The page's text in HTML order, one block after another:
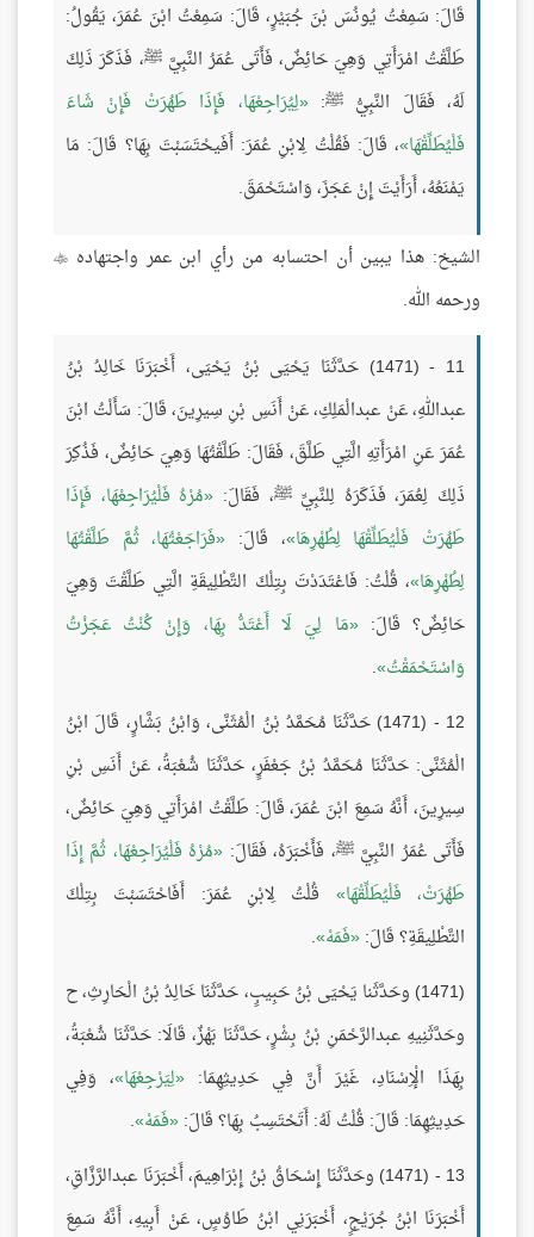
قَالَ: سَمِعْتُ يُونُسَ بْنَ جُبَيْرٍ، قَالَ: سَمِعْتُ ابْنَ عُمَرَ، يَقُولُ:
طَلَّقْتُ امْرَأَتِي وَهِيَ حَائِضٌ، فَأَتَى عُمَرُ النَّبِيَّ ﷺ، فَذَكَرَ ذَلِكَ
لَهُ، فَقَالَ النَّبِيُّ ﷺ: لِيُرَاجِعْهَا، فَإِذَا طَهُرَتْ فَإِنْ شَاءَ
فَلْيُطَلِّقْهَا ، قَالَ: فَقُلْتُ لِابْنِ عُمَرَ: أَفَيحْتَسَبْتَ بِهَا؟ قَالَ: مَا
يَمْنَعُهُ، أَرَأَيْتَ إِنْ عَجَزَ، وَاسْتَحْمَقَ.
الشيخ: هذا يبين أن احتسابه من رأي ابن عمر واجتهاده 
ورحمه الله.
11 - (1471) حَدَّثَنَا يَحْيَى بْنُ يَحْيَى، أَخْبَرَنَا خَالِدُ بْنُ
عبداللهِ، عَنْ عبدالْمَلِكِ، عَنْ أَنَسِ بْنِ سِيرِينَ، قَالَ: سَأَلْتُ ابْنَ
عُمَرَ عَنِ امْرَأَتِهِ الَّتِي طَلَّقَ، فَقَالَ: طَلَّقْتُهَا وَهِيَ حَائِضٌ، فَذُكِرَ
ذَلِكَ لِعُمَرَ، فَذَكَرَهُ لِلنَّبِيِّ ﷺ، فَقَالَ:
مُرْهُ فَلْيُرَاجِعْهَا، فَإِذَا
طَهُرَتْ فَلْيُطَلِّقْهَا لِطُهْرِهَا ، قَالَ:
فَرَاجَعْتُهَا، ثُمَّ طَلَّقْتُهَا
لِطُهْرِهَا ، قُلْتُ: فَاعْتَدَدْتَ بِتِلْكَ التَّطْلِيقَةِ الَّتِي طَلَّقْتَ وَهِيَ
حَائِضٌ؟ قَالَ: مَا لِيَ لَا أَعْتَدُّ بِهَا، وَإِنْ كُنْتُ عَجَزْتُ
وَاسْتَحْمَقْتُ .
12 - (1471) حَدَّثَنَا مُحَمَّدُ بْنُ الْمُثَنَّى، وَابْنُ بَشَّارٍ، قَالَ ابْنُ
الْمُثَنَّى: حَدَّثَنَا مُحَمَّدُ بْنُ جَعْفَرٍ، حَدَّثَنَا شُعْبَةُ، عَنْ أَنَسِ بْنِ
سِيرِينَ، أَنَّهُ سَمِعَ ابْنَ عُمَرَ، قَالَ: طَلَّقْتُ امْرَأَتِي وَهِيَ حَائِضٌ،
فَأَتَى عُمَرُ النَّبِيَّ ﷺ، فَأَخْبَرَهُ، فَقَالَ: مُرْهُ فَلْيُرَاجِعْهَا، ثُمَّ إِذَا
طَهُرَتْ، فَلْيُطَلِّقْهَا
قُلْتُ لِابْنِ عُمَرَ: أَفَاحْتَسَبْتَ بِتِلْكَ
التَّطْلِيقَةِ؟ قَالَ: فَمَهْ .
(1471) وحَدَّثَنا يَحْيَى بْنُ حَبِيبٍ، حَدَّثَنَا خَالِدُ بْنُ الْحَارِثِ، ح
وحَدَّثَنِيهِ عبدالرَّحْمَنِ بْنُ بِشْرٍ، حَدَّثَنَا بَهْزٌ، قَالَا: حَدَّثَنَا شُعْبَةُ،
بِهَذَا الْإِسْنَادِ، غَيْرَ أَنَّ فِي حَدِيثِهِمَا: لِيَرْجِعْهَا ، وَفِي
حَدِيثِهِمَا: قَالَ: قُلْتُ لَهُ: أَتَحْتَسِبُ بِهَا؟ قَالَ: فَمَهْ .
13 - (1471) وحَدَّثَنَا إِسْحَاقُ بْنُ إِبْرَاهِيمَ، أَخْبَرَنَا عبدالرَّزَّاقِ،
أَخْبَرَنَا ابْنُ جُرَيْجٍ، أَخْبَرَنِي ابْنُ طَاوُسٍ، عَنْ أَبِيهِ، أَنَّهُ سَمِعَ